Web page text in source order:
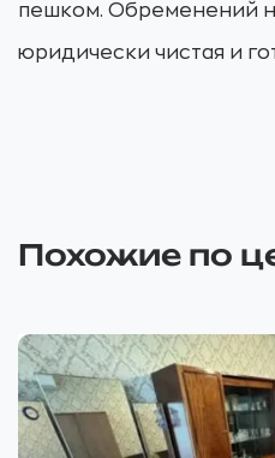
пешком. Обременений
юридически чистая и
Похожие по